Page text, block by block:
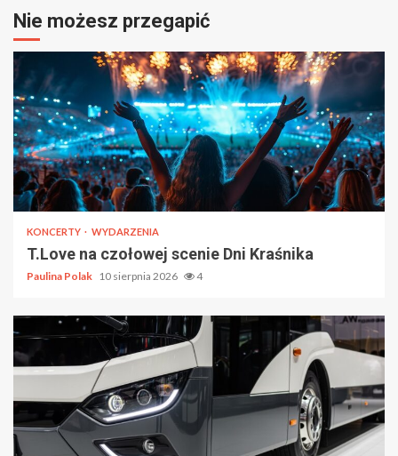
Nie możesz przegapić
KONCERTY WYDARZENIA
T.Love na czołowej scenie Dni Kraśnika
Paulina Polak 10 sierpnia 2026 4